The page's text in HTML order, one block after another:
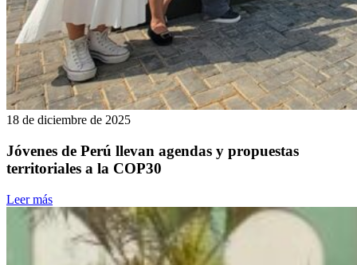
18 de diciembre de 2025
Jóvenes de Perú llevan agendas y propuestas
territoriales a la COP30
Leer más